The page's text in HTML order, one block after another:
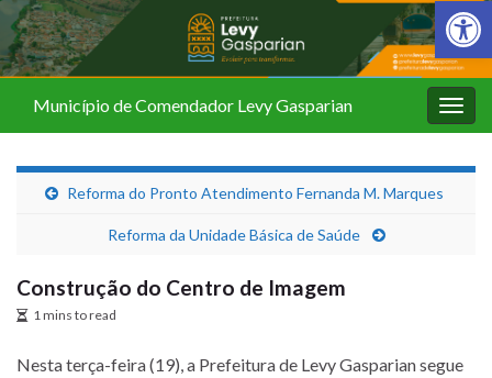
Barra de
Município de Comendador Levy Gasparian
Reforma do Pronto Atendimento Fernanda M. Marques
Reforma da Unidade Básica de Saúde
Construção do Centro de Imagem
1 mins to read
Nesta terça-feira (19), a Prefeitura de Levy Gasparian segue